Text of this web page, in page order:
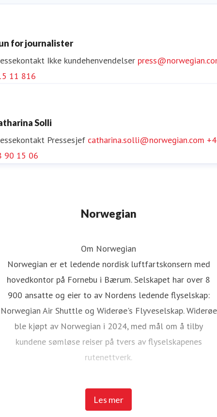
for journalister
Ikke kundehenvendelser
11 816
Solli
Pressesjef catharina.solli@norwegian.com
90 15 06
Norwegian
Les mer
Om Norwegian
Norwegian er et ledende nordisk luftfartskonsern med
hovedkontor på Fornebu i Bærum. Selskapet har over 8
900 ansatte og eier to av Nordens ledende flyselskap:
Norwegian Air Shuttle og Widerøe's Flyveselskap. Widerøe
ble kjøpt av Norwegian i 2024, med mål om å tilby
kundene sømløse reiser på tvers av flyselskapenes
rutenettverk.
Norwegian Air Shuttle har rundt 5 200 ansatte og tilbyr et
omfattende rutenett som knytter de nordiske landene til